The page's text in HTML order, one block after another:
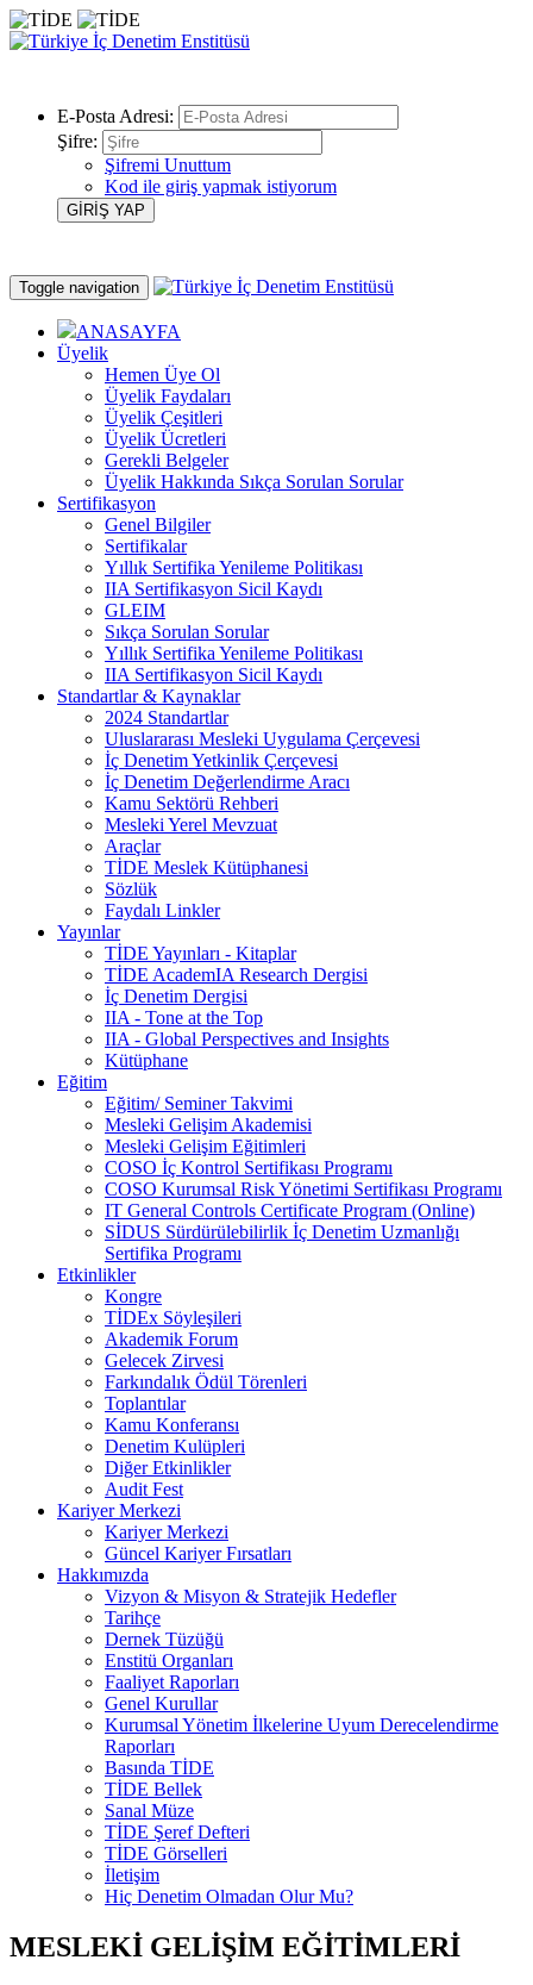
E-Posta Adresi:
Şifre:
Şifremi Unuttum
Kod ile giriş yapmak istiyorum
Toggle navigation
ANASAYFA
Üyelik
Hemen Üye Ol
Üyelik Faydaları
Üyelik Çeşitleri
Üyelik Ücretleri
Gerekli Belgeler
Üyelik Hakkında Sıkça Sorulan Sorular
Sertifikasyon
Genel Bilgiler
Sertifikalar
Yıllık Sertifika Yenileme Politikası
IIA Sertifikasyon Sicil Kaydı
GLEIM
Sıkça Sorulan Sorular
Yıllık Sertifika Yenileme Politikası
IIA Sertifikasyon Sicil Kaydı
Standartlar & Kaynaklar
2024 Standartlar
Uluslararası Mesleki Uygulama Çerçevesi
İç Denetim Yetkinlik Çerçevesi
İç Denetim Değerlendirme Aracı
Kamu Sektörü Rehberi
Mesleki Yerel Mevzuat
Araçlar
TİDE Meslek Kütüphanesi
Sözlük
Faydalı Linkler
Yayınlar
TİDE Yayınları - Kitaplar
TİDE AcademIA Research Dergisi
İç Denetim Dergisi
IIA - Tone at the Top
IIA - Global Perspectives and Insights
Kütüphane
Eğitim
Eğitim/ Seminer Takvimi
Mesleki Gelişim Akademisi
Mesleki Gelişim Eğitimleri
COSO İç Kontrol Sertifikası Programı
COSO Kurumsal Risk Yönetimi Sertifikası Programı
IT General Controls Certificate Program (Online)
SİDUS Sürdürülebilirlik İç Denetim Uzmanlığı
Sertifika Programı
Etkinlikler
Kongre
TİDEx Söyleşileri
Akademik Forum
Gelecek Zirvesi
Farkındalık Ödül Törenleri
Toplantılar
Kamu Konferansı
Denetim Kulüpleri
Diğer Etkinlikler
Audit Fest
Kariyer Merkezi
Kariyer Merkezi
Güncel Kariyer Fırsatları
Hakkımızda
Vizyon & Misyon & Stratejik Hedefler
Tarihçe
Dernek Tüzüğü
Enstitü Organları
Faaliyet Raporları
Genel Kurullar
Kurumsal Yönetim İlkelerine Uyum Derecelendirme
Raporları
Basında TİDE
TİDE Bellek
Sanal Müze
TİDE Şeref Defteri
TİDE Görselleri
İletişim
Hiç Denetim Olmadan Olur Mu?
MESLEKİ GELİŞİM EĞİTİMLERİ